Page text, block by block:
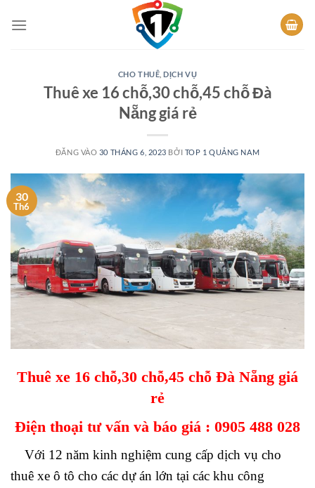
qua
CHO THUÊ ,DỊCH VỤ
Thuê xe 16 chỗ,30 chỗ,45 chỗ Đà
Nẵng giá rẻ
ĐĂNG VÀO 30 THÁNG 6, 2023 BỞI TOP 1 QUẢNG NAM
30
Th6
Thuê xe 16 chỗ,30 chỗ,45 chỗ Đà Nẵng giá
rẻ
Điện thoại tư vấn và báo giá : 0905 488 028
Với 12 năm kinh nghiệm cung cấp dịch vụ cho
thuê xe ô tô cho các dự án lớn tại các khu công